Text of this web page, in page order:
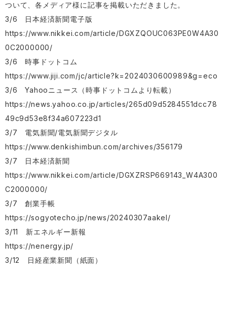
ついて、各メディア様に記事を掲載いただきました。
3/6 日本経済新聞電子版
https://www.nikkei.com/article/DGXZQOUC063PE0W4A30
0C2000000/
3/6 時事ドットコム
https://www.jiji.com/jc/article?k=2024030600989&g=eco
3/6 Yahooニュース（時事ドットコムより転載）
https://news.yahoo.co.jp/articles/265d09d5284551dcc78
49c9d53e8f34a607223d1
3/7 電気新聞/電気新聞デジタル
https://www.denkishimbun.com/archives/356179
3/7 日本経済新聞
https://www.nikkei.com/article/DGXZRSP669143_W4A300
C2000000/
3/7 創業手帳
https://sogyotecho.jp/news/20240307aakel/
3/11 新エネルギー新報
https://nenergy.jp/
3/12 日経産業新聞（紙面）